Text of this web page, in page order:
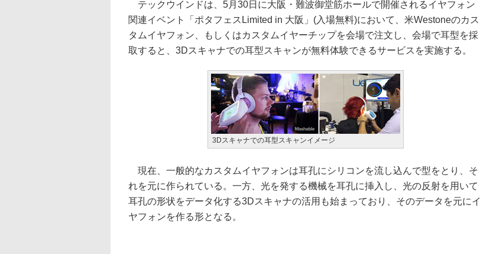
テックウインドは、5月30日に大阪・難波御堂筋ホールで開催されるイヤフォン
関連イベント「ポタフェスLimited in 大阪」(入場無料)において、米Westoneのカス
タムイヤフォン、もしくはカスタムイヤーチップを会場で注文し、会場で耳型を採
取すると、3Dスキャナでの耳型スキャンが無料体験できるサービスを実施する。
3Dスキャナでの耳型スキャンイメージ
現在、一般的なカスタムイヤフォンは耳孔にシリコンを流し込んで型をとり、そ
れを元に作られている。一方、光を発する機械を耳孔に挿入し、光の反射を用いて
耳孔の形状をデータ化する3Dスキャナの活用も始まっており、そのデータを元にイ
ヤフォンを作る形となる。